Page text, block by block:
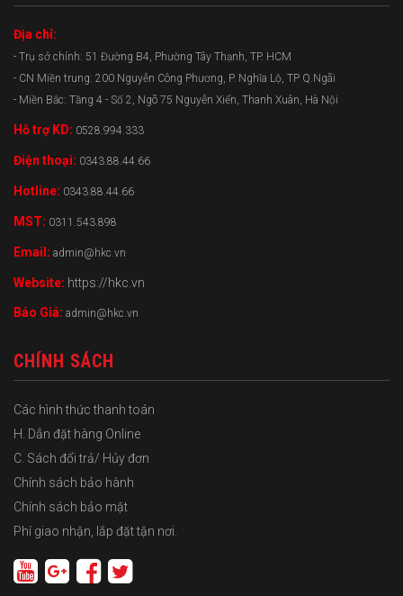
Địa chỉ:
- Trụ sở chính: 51 Đường B4, Phường Tây Thạnh, TP. HCM
- CN Miền trung: 200 Nguyễn Công Phương, P. Nghĩa Lộ, TP Q.Ngãi
- Miền Bắc: Tầng 4 - Số 2, Ngõ 75 Nguyễn Xiển, Thanh Xuân, Hà Nội
Hỗ trợ KD: 0528.994.333
Điện thoại: 0343.88.44.66
Hotline: 0343.88.44.66
MST: 0311.543.898
Email: admin@hkc.vn
Website: https://hkc.vn
Báo Giá: admin@hkc.vn
CHÍNH SÁCH
Các hình thức thanh toán
H. Dẫn đặt hàng Online
C. Sách đổi trả/ Hủy đơn
Chính sách bảo hành
Chính sách bảo mật
Phí giao nhận, lắp đặt tận nơi.